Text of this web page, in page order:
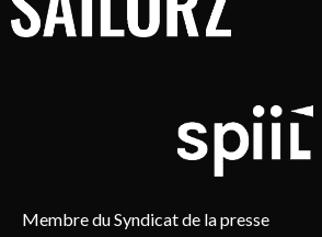
Membre du Syndicat de la presse